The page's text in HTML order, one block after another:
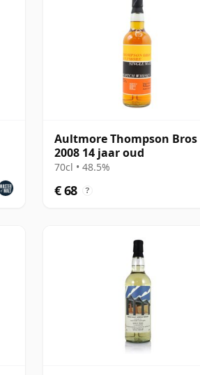
Aultmore Thompson Bros
2008 14 jaar oud
70cl • 48.5%
€ 68 ?